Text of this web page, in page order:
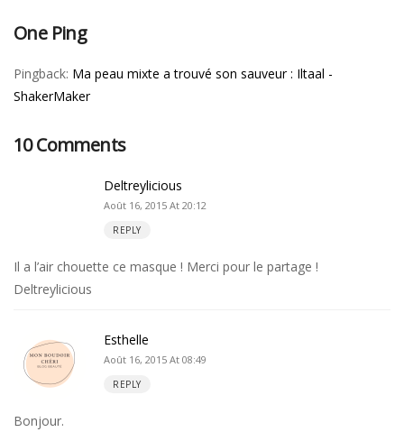
One Ping
Pingback: Ma peau mixte a trouvé son sauveur : Iltaal -
ShakerMaker
10 Comments
Deltreylicious
Août 16, 2015 At 20:12
REPLY
Il a l’air chouette ce masque ! Merci pour le partage !
Deltreylicious
Esthelle
Août 16, 2015 At 08:49
REPLY
Bonjour.